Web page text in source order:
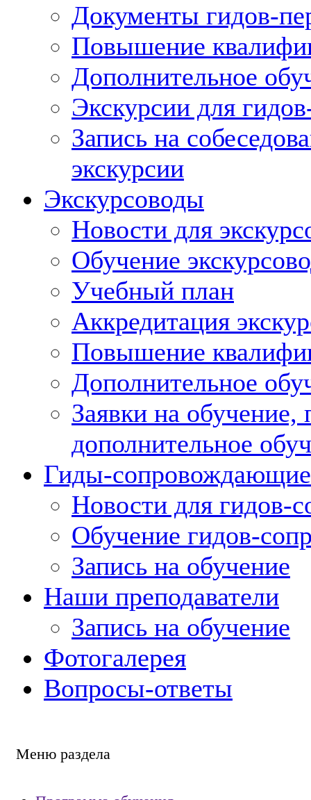
Документы гидов-
Повышение
Дополнительное
Экскурсии для
Запись на
экскурсии
Экскурсоводы
Новости для
Обучение
Учебный план
Аккредитация
Повышение
Дополнительное
Заявки на
дополнительное
Гиды-сопровождающие
Новости для гидов-
Обучение гидов-
Запись на обучение
Наши преподаватели
Запись на обучение
Фотогалерея
Вопросы-ответы
Меню раздела